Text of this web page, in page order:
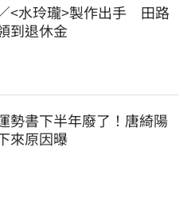
<水玲瓏>製作出手　田路
到退休金
勢書下半年廢了！唐綺陽
來原因曝